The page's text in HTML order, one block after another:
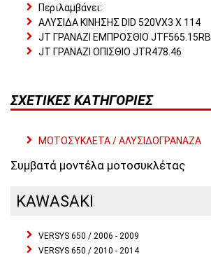
Περιλαμβάνει:
ΑΛΥΣΙΔΑ ΚΙΝΗΣΗΣ DID 520VX3 X 114
JT ΓΡΑΝΑΖΙ ΕΜΠΡΟΣΘΙΟ JTF565.15RB
JT ΓΡΑΝΑΖΙ ΟΠΙΣΘΙΟ JTR478.46
ΣΧΕΤΙΚΈΣ ΚΑΤΗΓΟΡΊΕΣ
ΜΟΤΟΣΥΚΛΕΤΑ / ΑΛΥΣΙΔΟΓΡΑΝΑΖΑ
Συμβατά μοντέλα μοτοσυκλέτας
KAWASAKI
VERSYS 650 / 2006 - 2009
VERSYS 650 / 2010 - 2014